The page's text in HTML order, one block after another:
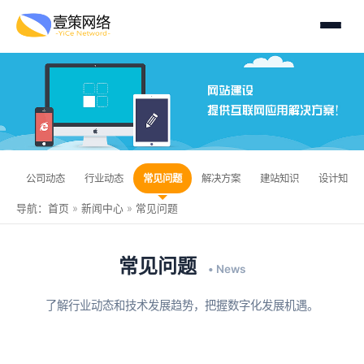
公司动态 行业动态 常见问题 解决方案 建站知识 设计知识
导航： 首页 » 新闻中心 » 常见问题
常见问题 • News
了解行业动态和技术发展趋势，把握数字化发展机遇。